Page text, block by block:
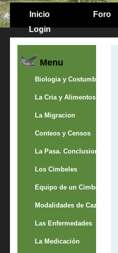
Inicio Foro
Login
Menu
Biologia y Costumbres
La Cria y Alimentos
La Migracion
Conteos y Censos
La Pasa. Conclusion
Los Cimbeles
Equipo de un Cimbelero
Modalidades de Caza
Las Enfermedades
La Medicación